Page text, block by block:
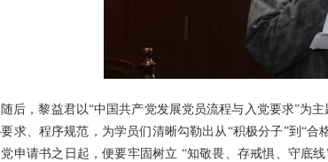
随后，黎益君以“中国共产党发展党员流程与入党要求”为
求、程序规范，为学员们清晰勾勒出从“积极分子”到“
申请书之日起，便要牢固树立 “知敬畏、存戒惧、守底